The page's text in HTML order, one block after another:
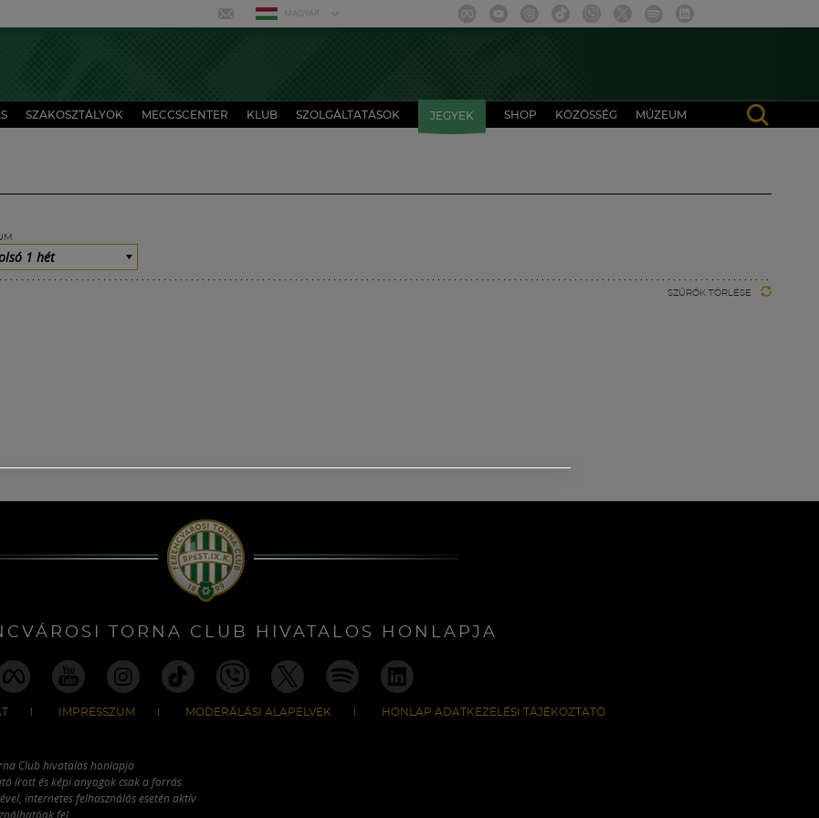
MAGYAR
SZAKOSZTÁLYOK MECCSCENTER KLUB SZOLGÁLTATÁSOK JEGYEK SHOP KÖZÖSSÉG MÚZEUM
1 hét
SZŰRŐK TÖRLÉSE
TORNA CLUB HIVATALOS HONLAPJA
IMPRESSZUM MODERÁLÁSI ALAPELVEK HONLAP ADATKEZELÉSI TÁJÉKOZTATÓ
Club hivatalos honlapja
írott és képi anyagok csak a forrás
internetes felhasználás esetén aktív
fel.